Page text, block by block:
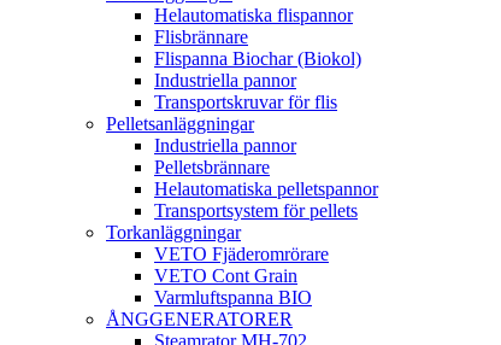
Helautomatiska flispannor
Flisbrännare
Flispanna Biochar (Biokol)
Industriella pannor
Transportskruvar för flis
Pelletsanläggningar
Industriella pannor
Pelletsbrännare
Helautomatiska pelletspannor
Transportsystem för pellets
Torkanläggningar
VETO Fjäderomrörare
VETO Cont Grain
Varmluftspanna BIO
ÅNGGENERATORER
Steamrator MH-702